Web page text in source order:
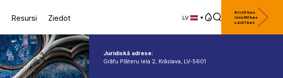
Resursi Ziedot
LV
Kristības
Iesvētības
Laulības
Juridiskā adrese:
Grāfu Plāteru iela 2, Krāslava, LV-5601